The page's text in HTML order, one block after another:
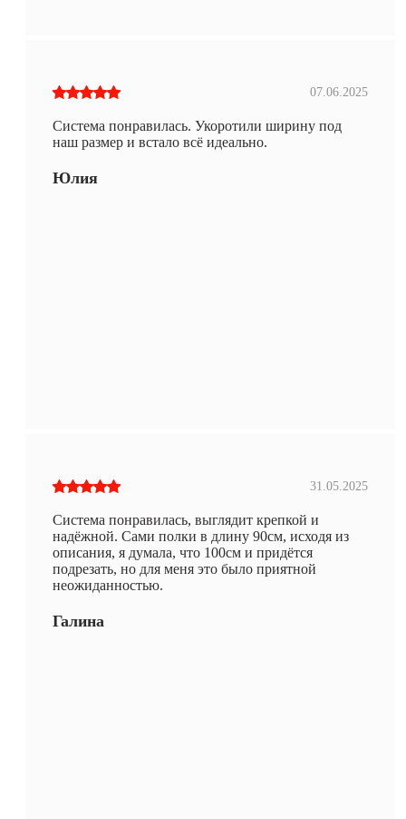
07.06.2025
Система понравилась. Укоротили ширину под
наш размер и встало всё идеально.
Юлия
31.05.2025
Система понравилась, выглядит крепкой и
надёжной. Сами полки в длину 90см, исходя из
описания, я думала, что 100см и придётся
подрезать, но для меня это было приятной
неожиданностью.
Галина